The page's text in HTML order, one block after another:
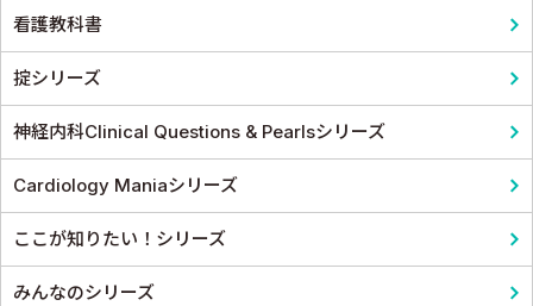
看護教科書
掟シリーズ
神経内科Clinical Questions & Pearlsシリーズ
Cardiology Maniaシリーズ
ここが知りたい！シリーズ
みんなのシリーズ